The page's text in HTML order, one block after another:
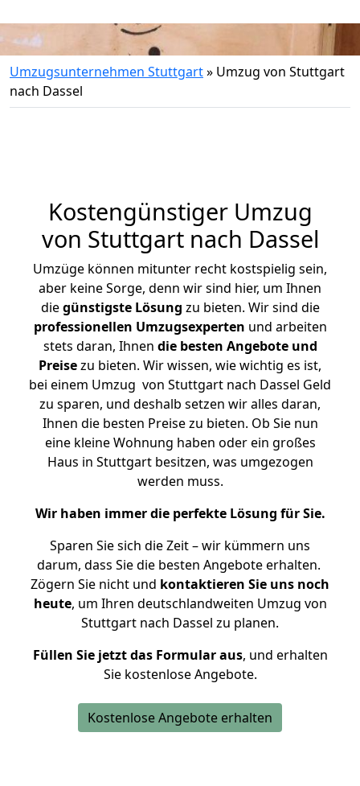
Umzugsunternehmen Stuttgart» Umzug von Stuttgart
nach Dassel
Kostengünstiger Umzug
von Stuttgart nach Dassel
Umzüge können mitunter recht kostspielig sein,
aber keine Sorge, denn wir sind hier, um Ihnen
diegünstigste Lösung zu bieten. Wir sind die
professionellen Umzugsexperten und arbeiten
stets daran, Ihnen die besten Angebote und
Preisezu bieten. Wir wissen, wie wichtig es ist,
bei einem Umzug von Stuttgart nach Dassel Geld
zu sparen, und deshalb setzen wir alles daran,
Ihnen die besten Preise zu bieten. Ob Sie nun
eine kleine Wohnung haben oder ein großes
Haus in Stuttgart besitzen, was umgezogen
werden muss.
Wir haben immer die perfekte Lösung für Sie.
Sparen Sie sich die Zeit – wir kümmern uns
darum, dass Sie die besten Angebote erhalten.
Zögern Sie nicht und kontaktieren Sie uns noch
heute, um Ihren deutschlandweiten Umzug von
Stuttgart nach Dassel zu planen.
Füllen Sie jetzt das Formular aus, und erhalten
Sie kostenlose Angebote.
Kostenlose Angebote erhalten